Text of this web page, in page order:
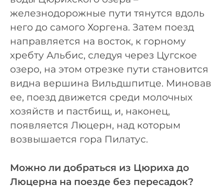
железнодорожные пути тянутся вдоль
него до самого Хоргена. Затем поезд
направляется на восток, к горному
хребту Альбис, следуя через Цугское
озеро, на этом отрезке пути становится
видна вершина Вильдшпитце. Миновав
ее, поезд движется среди молочных
хозяйств и пастбищ, и, наконец,
появляется Люцерн, над которым
возвышается гора Пилатус.
Можно ли добраться из Цюриха до
Люцерна на поезде без пересадок?